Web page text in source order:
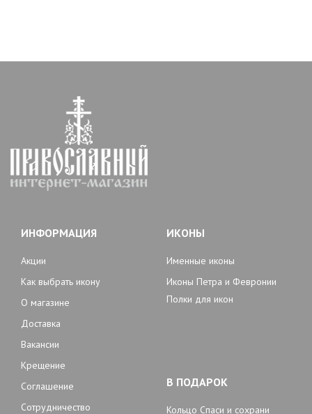
ИНФОРМАЦИЯ
Акции
Как выбрать икону
О магазине
Доставка
Вакансии
Крещение
Соглашение
Сотрудничество
ИКОНЫ
Именные иконы
Иконы Петра и Февронии
Полки для икон
В ПОДАРОК
Кольцо Спаси и сохрани